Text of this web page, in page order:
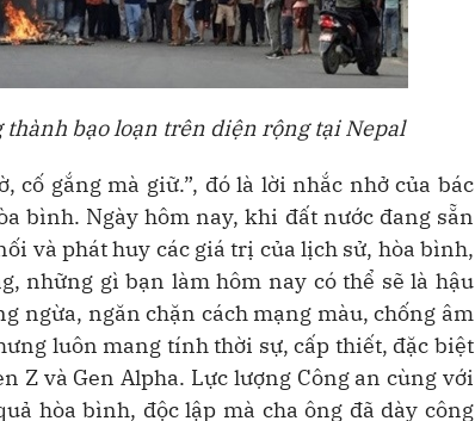
bạo loạn trên diện rộng tại Nepal
cố gắng mà giữ.”, đó là lời nhắc nhở của bác
bình. Ngày hôm nay, khi đất nước đang sẵn
và phát huy các giá trị của lịch sử, hòa bình,
những gì bạn làm hôm nay có thể sẽ là hậu
ngừa, ngăn chặn cách mạng màu, chống âm
luôn mang tính thời sự, cấp thiết, đặc biệt
Z và Gen Alpha. Lực lượng Công an cùng với
hòa bình, độc lập mà cha ông đã dày công